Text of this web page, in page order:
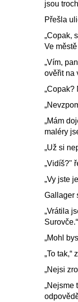
jsou
Přešla
„Copak,
Ve
„Vím,
ověřit na
„Copak?
„Mám
maléry
„Už si
„Vidíš?"
„Vy jste
Gallager
„Vrátila
Surovče.“
„Mohl
„To tak,“
„Nejsi
„Nejsme